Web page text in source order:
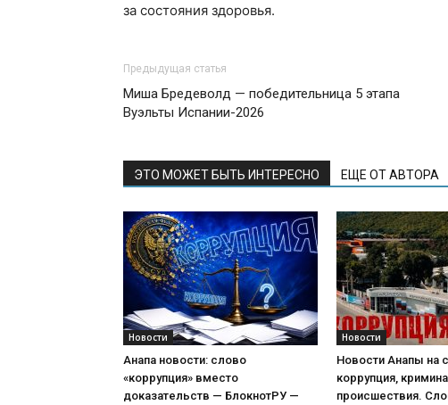
за состояния здоровья.
Предыдущая статья
Миша Бредеволд — победительница 5 этапа
Вуэльты Испании-2026
ЭТО МОЖЕТ БЫТЬ ИНТЕРЕСНО ЕЩЕ ОТ АВТОРА
Новости
Анапа новости: слово
«коррупция» вместо
доказательств — БлокнотРУ —
Новости
Новости Анапы на
коррупция,
происшествия.